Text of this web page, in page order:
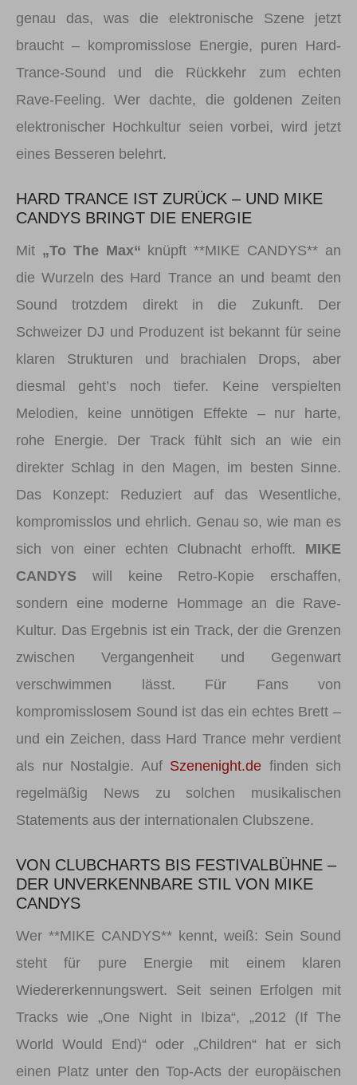
genau das, was die elektronische Szene jetzt
braucht – kompromisslose Energie, puren Hard-
Trance-Sound und die Rückkehr zum echten
Rave-Feeling. Wer dachte, die goldenen Zeiten
elektronischer Hochkultur seien vorbei, wird jetzt
eines Besseren belehrt.
HARD TRANCE IST ZURÜCK – UND MIKE
CANDYS BRINGT DIE ENERGIE
Mit „To The Max“ knüpft **MIKE CANDYS** an
die Wurzeln des Hard Trance an und beamt den
Sound trotzdem direkt in die Zukunft. Der
Schweizer DJ und Produzent ist bekannt für seine
klaren Strukturen und brachialen Drops, aber
diesmal geht’s noch tiefer. Keine verspielten
Melodien, keine unnötigen Effekte – nur harte,
rohe Energie. Der Track fühlt sich an wie ein
direkter Schlag in den Magen, im besten Sinne.
Das Konzept: Reduziert auf das Wesentliche,
kompromisslos und ehrlich. Genau so, wie man es
sich von einer echten Clubnacht erhofft. MIKE
CANDYS will keine Retro-Kopie erschaffen,
sondern eine moderne Hommage an die Rave-
Kultur. Das Ergebnis ist ein Track, der die Grenzen
zwischen Vergangenheit und Gegenwart
verschwimmen lässt. Für Fans von
kompromisslosem Sound ist das ein echtes Brett –
und ein Zeichen, dass Hard Trance mehr verdient
als nur Nostalgie. Auf Szenenight.de finden sich
regelmäßig News zu solchen musikalischen
Statements aus der internationalen Clubszene.
VON CLUBCHARTS BIS FESTIVALBÜHNE –
DER UNVERKENNBARE STIL VON MIKE
CANDYS
Wer **MIKE CANDYS** kennt, weiß: Sein Sound
steht für pure Energie mit einem klaren
Wiedererkennungswert. Seit seinen Erfolgen mit
Tracks wie „One Night in Ibiza“, „2012 (If The
World Would End)“ oder „Children“ hat er sich
einen Platz unter den Top-Acts der europäischen